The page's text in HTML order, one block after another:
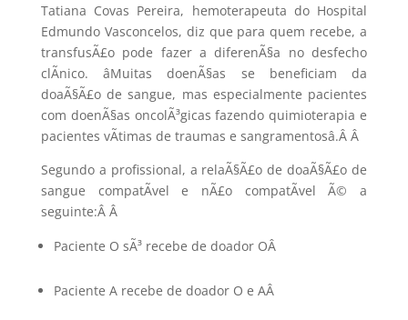
Tatiana Covas Pereira, hemoterapeuta do Hospital
Edmundo Vasconcelos, diz que para quem recebe, a
transfusÃ£o pode fazer a diferenÃ§a no desfecho
clÃ­nico. âMuitas doenÃ§as se beneficiam da
doaÃ§Ã£o de sangue, mas especialmente pacientes
com doenÃ§as oncolÃ³gicas fazendo quimioterapia e
pacientes vÃ­timas de traumas e sangramentosâ.Â Â
Segundo a profissional, a relaÃ§Ã£o de doaÃ§Ã£o de
sangue compatÃ­vel e nÃ£o compatÃ­vel Ã© a
seguinte:Â Â
Paciente O sÃ³ recebe de doador OÂ
Paciente A recebe de doador O e AÂ